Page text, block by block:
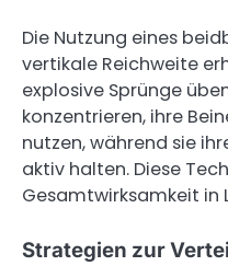
Die Nutzung eines
vertikale Reichweite
explosive Sprünge
konzentrieren, ihre
nutzen, während sie
aktiv halten. Diese
Gesamtwirksamkeit in
Strategien zur